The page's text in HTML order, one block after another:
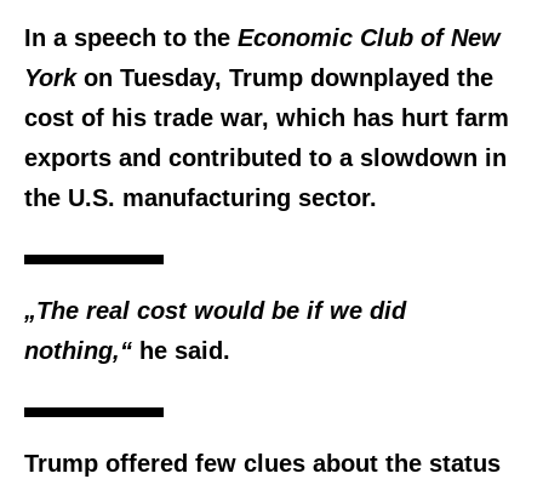
In a speech to the Economic Club of New
Yorkon Tuesday, Trump downplayed the
cost of his trade war, which has hurt farm
exports and contributed to a slowdown in
the U.S. manufacturing sector.
„The real cost would be if we did
nothing,“ he said.
Trump offered few clues about the status